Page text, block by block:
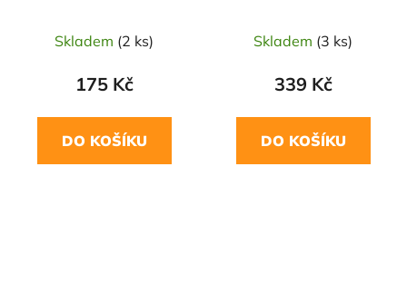
Skladem (2 ks)
175 Kč
DO KOŠÍKU
Skladem (3 ks)
339 Kč
DO KOŠÍKU